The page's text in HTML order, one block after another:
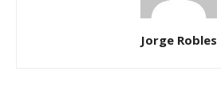
Jorge Robles